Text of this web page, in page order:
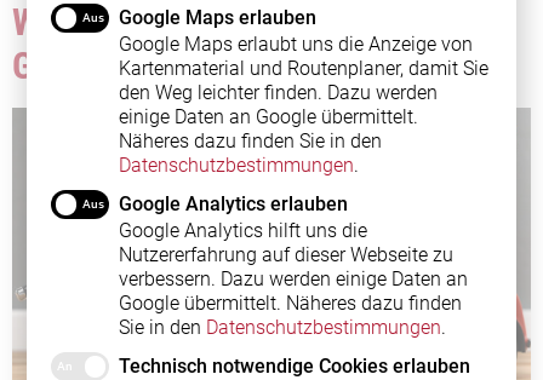
Wer zahlt nach einem Unfall das
Gutachten?
Technisch notwendige Cookies erlauben
Google Analytics erlauben
Google Analytics hilft uns die
Nutzererfahrung auf dieser Webseite zu
verbessern. Dazu werden einige Daten an
Google übermittelt. Näheres dazu finden
Sie in den Datenschutzbestimmungen.
Google Maps erlauben
Google Maps erlaubt uns die Anzeige von
Kartenmaterial und Routenplaner, damit Sie
den Weg leichter finden. Dazu werden
einige Daten an Google übermittelt.
Näheres dazu finden Sie in den
Datenschutzbestimmungen.